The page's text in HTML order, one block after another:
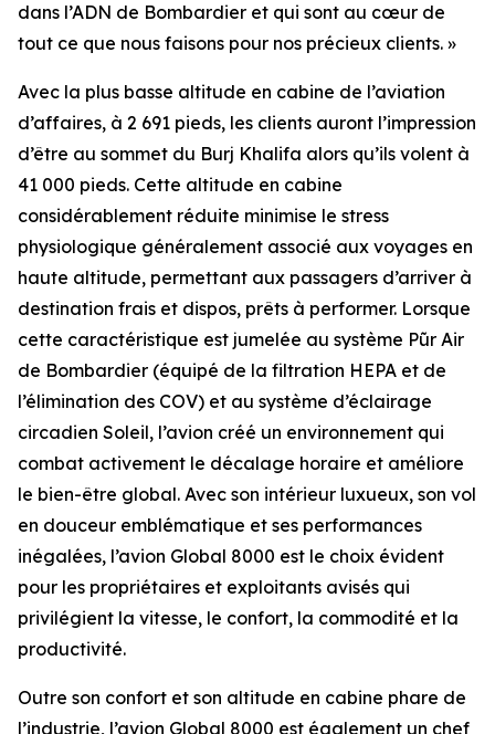
dans l’ADN de Bombardier et qui sont au cœur de
tout ce que nous faisons pour nos précieux clients. »
Avec la plus basse altitude en cabine de l’aviation
d’affaires, à 2 691 pieds, les clients auront l’impression
d’être au sommet du Burj Khalifa alors qu’ils volent à
41 000 pieds. Cette altitude en cabine
considérablement réduite minimise le stress
physiologique généralement associé aux voyages en
haute altitude, permettant aux passagers d’arriver à
destination frais et dispos, prêts à performer. Lorsque
cette caractéristique est jumelée au système Pũr Air
de Bombardier (équipé de la filtration HEPA et de
l’élimination des COV) et au système d’éclairage
circadien Soleil, l’avion créé un environnement qui
combat activement le décalage horaire et améliore
le bien-être global. Avec son intérieur luxueux, son vol
en douceur emblématique et ses performances
inégalées, l’avion Global 8000 est le choix évident
pour les propriétaires et exploitants avisés qui
privilégient la vitesse, le confort, la commodité et la
productivité.
Outre son confort et son altitude en cabine phare de
l’industrie, l’avion Global 8000 est également un chef